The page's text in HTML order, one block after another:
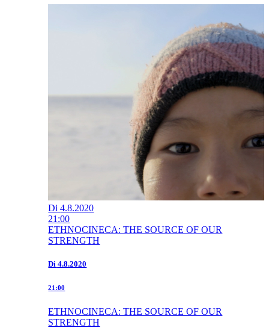
Di 4.8.2020
21:00
ETHNOCINECA: THE SOURCE OF OUR
STRENGTH
Di 4.8.2020
21:00
ETHNOCINECA: THE SOURCE OF OUR
STRENGTH